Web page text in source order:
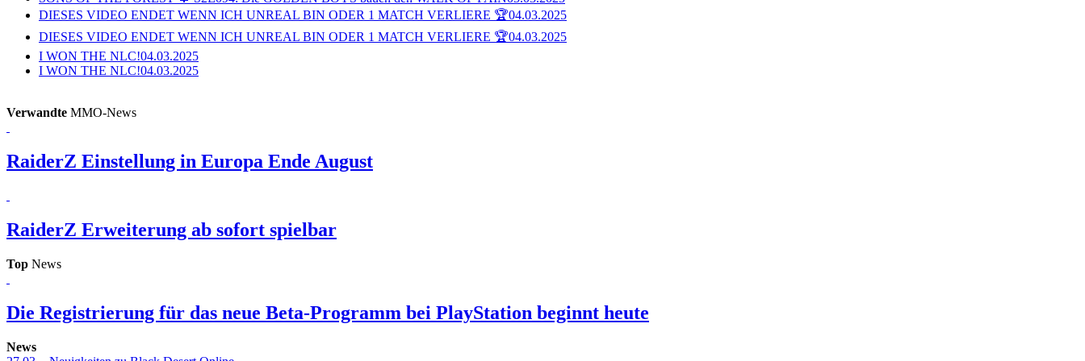
DIESES VIDEO ENDET WENN ICH UNREAL BIN ODER 1 MATCH VERLIERE 🏆04.03.2025
DIESES VIDEO ENDET WENN ICH UNREAL BIN ODER 1 MATCH VERLIERE 🏆04.03.2025
I WON THE NLC!04.03.2025
I WON THE NLC!04.03.2025
Verwandte MMO-News
RaiderZ Einstellung in Europa Ende August
RaiderZ Erweiterung ab sofort spielbar
Top News
Die Registrierung für das neue Beta-Programm bei PlayStation beginnt heute
News